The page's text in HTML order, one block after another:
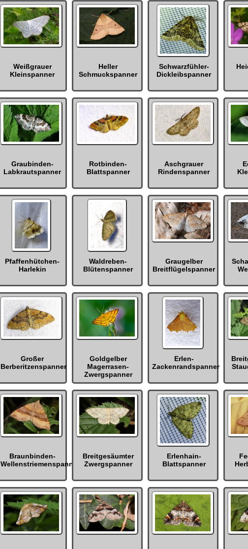
Weißgrauer
Kleinspanner
Heller
Schmuckspanner
Schwarzfühler-
Dickleibspanner
Graubinden-
Labkrautspanner
Rotbinden-
Blattspanner
Aschgrauer
Rindenspanner
Pfaffenhütchen-
Harlekin
Waldreben-
Blütenspanner
Graugelber
Breitflügelspanner
Großer
Berberitzenspanner
Goldgelber
Magerrasen-
Zwergspanner
Erlen-
Zackenrandspanner
Braunbinden-
Wellenstriemenspanner
Breitgesäumter
Zwergspanner
Erlenhain-
Blattspanner